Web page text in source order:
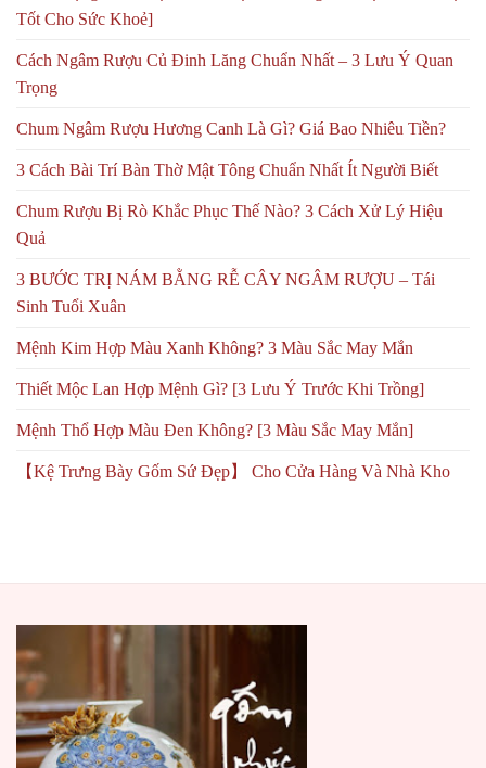
Tốt Cho Sức Khoẻ]
Cách Ngâm Rượu Củ Đinh Lăng Chuẩn Nhất – 3 Lưu Ý Quan
Trọng
Chum Ngâm Rượu Hương Canh Là Gì? Giá Bao Nhiêu Tiền?
3 Cách Bài Trí Bàn Thờ Mật Tông Chuẩn Nhất Ít Người Biết
Chum Rượu Bị Rò Khắc Phục Thế Nào? 3 Cách Xử Lý Hiệu
Quả
3 BƯỚC TRỊ NÁM BẰNG RỄ CÂY NGÂM RƯỢU – Tái
Sinh Tuổi Xuân
Mệnh Kim Hợp Màu Xanh Không? 3 Màu Sắc May Mắn
Thiết Mộc Lan Hợp Mệnh Gì? [3 Lưu Ý Trước Khi Trồng]
Mệnh Thổ Hợp Màu Đen Không? [3 Màu Sắc May Mắn]
【Kệ Trưng Bày Gốm Sứ Đẹp】 Cho Cửa Hàng Và Nhà Kho